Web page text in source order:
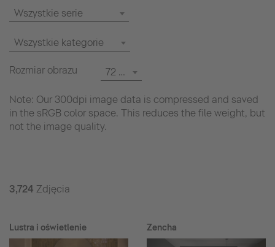
Wszystkie serie
Wszystkie kategorie
Rozmiar obrazu 72 dpi
Note: Our 300dpi image data is compressed and saved
in the sRGB color space. This reduces the file weight, but
not the image quality.
3,724 Zdjęcia
Lustra i oświetlenie Zencha